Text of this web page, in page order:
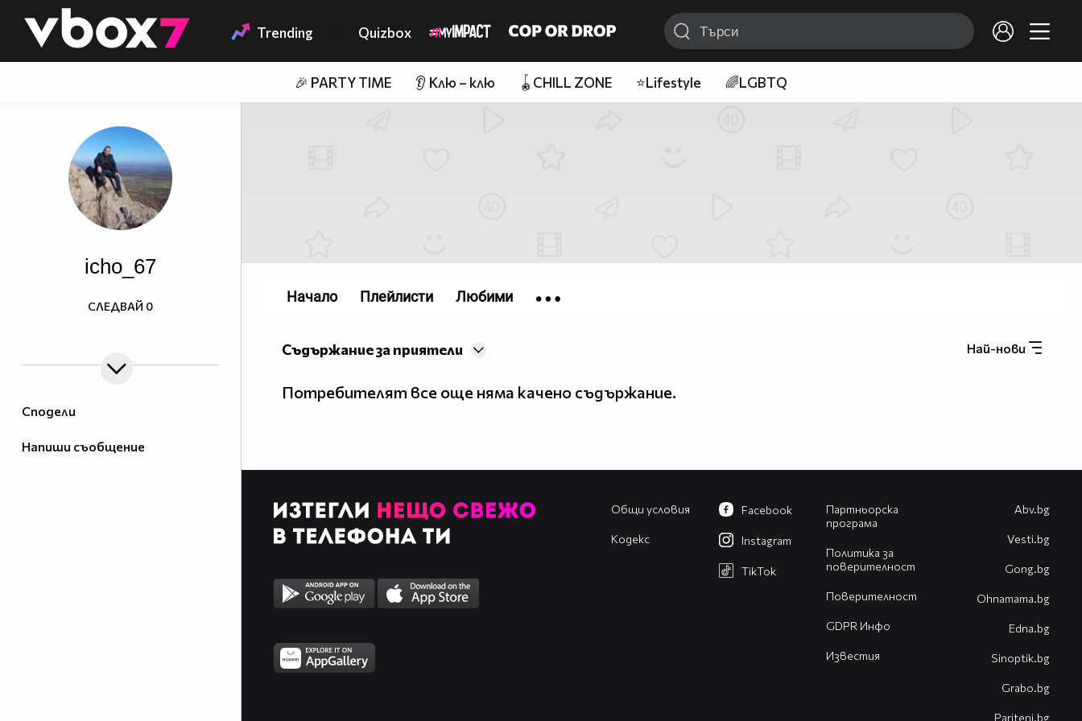
👾 Trending Quizbox
🎉 PARTY TIME 👂 Клю – клю 🪀CHILL ZONE ⭐Lifestyle 🌈LGBTQ
Сподели
Напиши съобщение
icho_67
СЛЕДВАЙ 0
Най-нови
Съдържание за приятели
Потребителят все още няма качено съдържание.
Начало Плейлисти Любими
Общи условия
Кодекс
Партньорска
програма
Политика за
поверителност
Поверителност
GDPR Инфо
Известия
Facebook
Instagram
TikTok
Abv.bg
Vesti.bg
Gong.bg
Оhnamama.bg
Edna.bg
Sinoptik.bg
Grabo.bg
Pariteni.bg